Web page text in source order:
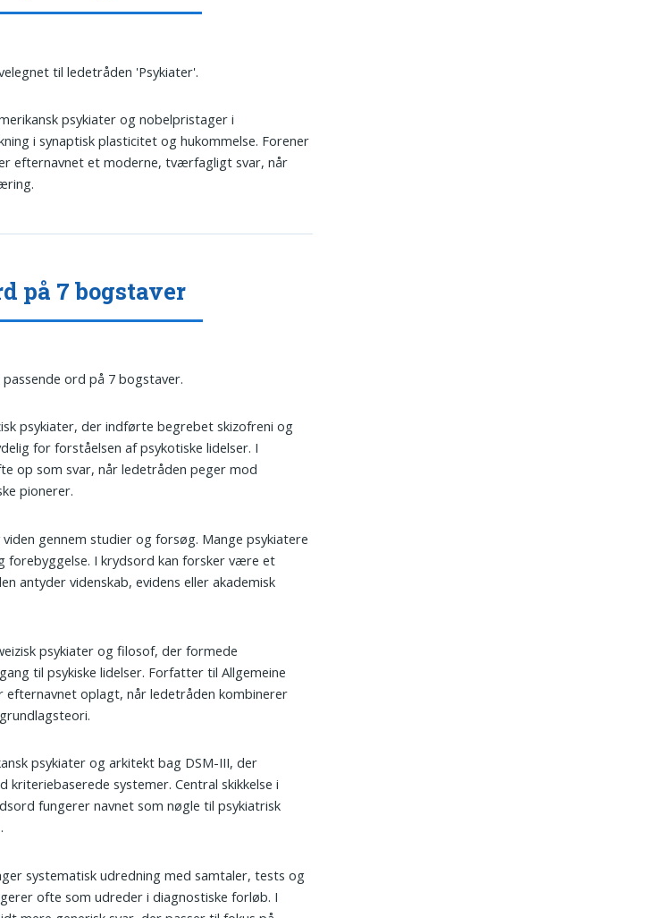
til ledetråden 'Psykiater'.
psykiater og nobelpristager i
i synaptisk plasticitet og hukommelse. Forener
efternavnet et moderne, tværfagligt svar, når
på 7 bogstaver
ord på 7 bogstaver.
psykiater, der indførte begrebet skizofreni og
for forståelsen af psykotiske lidelser. I
op som svar, når ledetråden peger mod
pionerer.
gennem studier og forsøg. Mange psykiatere
forebyggelse. I krydsord kan forsker være et
antyder videnskab, evidens eller akademisk
psykiater og filosof, der formede
til psykiske lidelser. Forfatter til Allgemeine
efternavnet oplagt, når ledetråden kombinerer
psykiater og arkitekt bag DSM-III, der
kriteriebaserede systemer. Central skikkelse i
fungerer navnet som nøgle til psykiatrisk
systematisk udredning med samtaler, tests og
ofte som udreder i diagnostiske forløb. I